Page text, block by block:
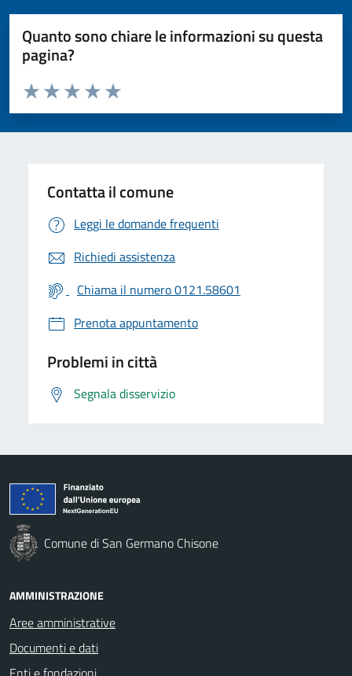
Quanto sono chiare le informazioni su questa
pagina?
Valuta da 1 a 5 stelle la pagina
Valuta 5 stelle su 5
Valuta 4 stelle su 5
Valuta 3 stelle su 5
Valuta 2 stelle su 5
Valuta 1 stelle su 5
Contatta il comune
Leggi le domande frequenti
Richiedi assistenza
Chiama il numero 0121.58601
Prenota appuntamento
Problemi in città
Segnala disservizio
Comune di San Germano Chisone
AMMINISTRAZIONE
Aree amministrative
Documenti e dati